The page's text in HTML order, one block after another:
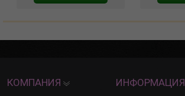
КОМПАНИЯ ИНФОРМАЦИЯ